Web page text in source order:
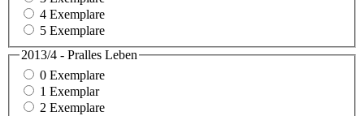
4 Exemplare
5 Exemplare
2013/4 - Pralles Leben
0 Exemplare
1 Exemplar
2 Exemplare